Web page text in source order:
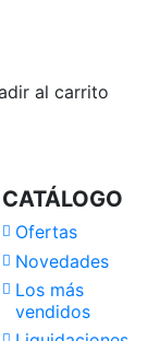
al carrito
CATÁLOGO
Ofertas
Novedades
Los más
vendidos